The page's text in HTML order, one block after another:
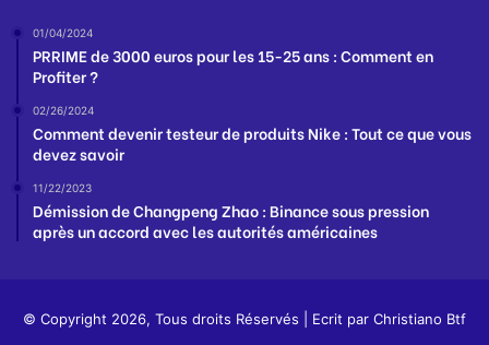
01/04/2024
PRRIME de 3000 euros pour les 15-25 ans : Comment en
Profiter ?
02/26/2024
Comment devenir testeur de produits Nike : Tout ce que vous
devez savoir
11/22/2023
Démission de Changpeng Zhao : Binance sous pression
après un accord avec les autorités américaines
© Copyright 2026, Tous droits Réservés | Ecrit par Christiano Btf